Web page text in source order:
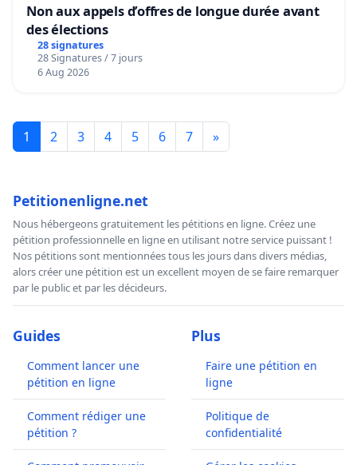
Non aux appels d’offres de longue durée avant
des élections
28 signatures
28 Signatures / 7 jours
6 Aug 2026
1 2 3 4 5 6 7 »
Petitionenligne.net
Nous hébergeons gratuitement les pétitions en ligne. Créez une
pétition professionnelle en ligne en utilisant notre service puissant !
Nos pétitions sont mentionnées tous les jours dans divers médias,
alors créer une pétition est un excellent moyen de se faire remarquer
par le public et par les décideurs.
Guides
Comment lancer une
pétition en ligne
Comment rédiger une
pétition ?
Plus
Faire une pétition en
ligne
Politique de
confidentialité